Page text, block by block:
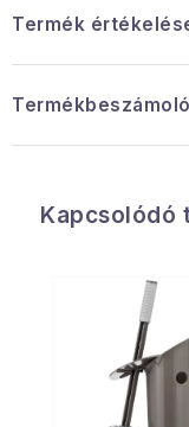
Termék
Termékbeszámoló
Kapcsolódó